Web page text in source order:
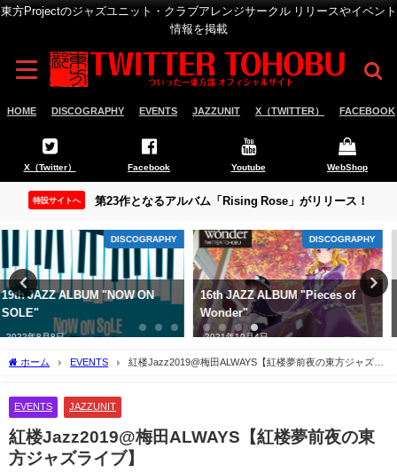
東方Projectのジャズユニット・クラブアレンジサークル リリースやイベント
情報を掲載
HOME DISCOGRAPHY EVENTS JAZZUNIT X（TWITTER） FACEBOOK
X（Twitter） Facebook Youtube WebShop
特設サイトへ 第23作となるアルバム「Rising Rose」がリリース！
DISCOGRAPHY
16th JAZZ ALBUM "Pieces of
Wonder"
2021年10月4日
DISCOGRAPHY
23rd JAZZ ALBUM "Rising
Rose"
2026年4月27日
ホーム EVENTS
紅楼Jazz2019@梅田ALWAYS【紅楼夢前夜の東方ジャズラ
EVENTS JAZZUNIT
紅楼Jazz2019@梅田ALWAYS【紅楼夢前夜の東
方ジャズライブ】